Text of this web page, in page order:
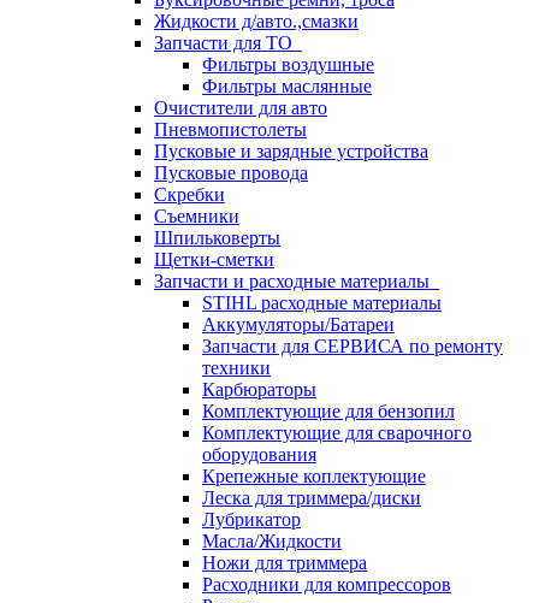
Жидкости д/авто.,смазки
Запчасти для ТО
Фильтры воздушные
Фильтры маслянные
Очистители для авто
Пневмопистолеты
Пусковые и зарядные устройства
Пусковые провода
Скребки
Съемники
Шпильковерты
Щетки-сметки
Запчасти и расходные материалы
STIHL расходные материалы
Аккумуляторы/Батареи
Запчасти для СЕРВИСА по ремонту
техники
Карбюраторы
Комплектующие для бензопил
Комплектующие для сварочного
оборудования
Крепежные коплектующие
Леска для триммера/диски
Лубрикатор
Масла/Жидкости
Ножи для триммера
Расходники для компрессоров